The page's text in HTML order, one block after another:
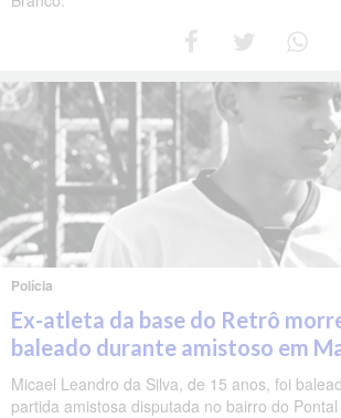
Polícia
Ex-atleta da base do Retrô
baleado durante amistoso em
Micael Leandro da Silva, de 15 anos, foi
partida amistosa disputada no bairro do